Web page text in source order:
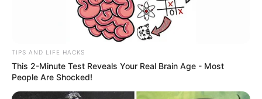
TIPS AND LIFE HACKS
This 2-Minute Test Reveals Your Real Brain Age - Most
People Are Shocked!